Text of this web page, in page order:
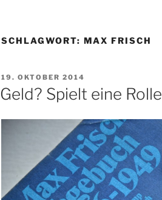
SCHLAGWORT: MAX FRISCH
VERÖFFENTLICHT
AM
19. OKTOBER 2014
Geld? Spielt eine Rolle